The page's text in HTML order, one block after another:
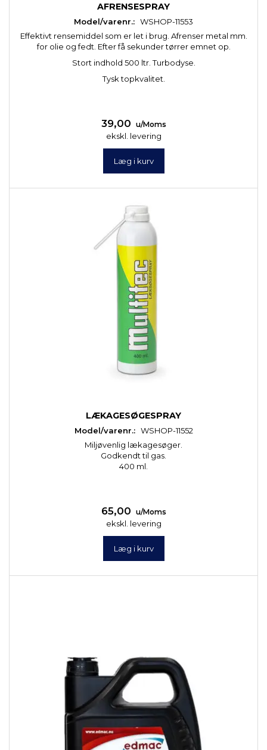
AFRENSESPRAY
Model/varenr.: WSHOP-11553
Effektivt rensemiddel som er let i brug. Afrenser metal mm.
for olie og fedt. Efter få sekunder tørrer emnet op.
Stort indhold 500 ltr. Turbodyse.
Tysk topkvalitet.
39,00 u/Moms
ekskl. levering
Læg i kurv
LÆKAGESØGESPRAY
Model/varenr.: WSHOP-11552
Miljøvenlig lækagesøger.
Godkendt til gas.
400 ml.
65,00 u/Moms
ekskl. levering
Læg i kurv